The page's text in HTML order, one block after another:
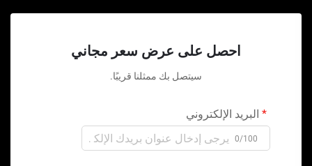
احصل على عرض سعر مجاني
سيتصل بك ممثلنا قريبًا.
البريد الإلكتروني
0/100